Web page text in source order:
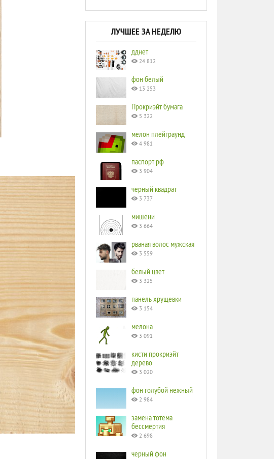
ЛУЧШЕЕ ЗА НЕДЕЛЮ
дднет
24 812
фон белый
13 253
Прокриэйт бумага
5 322
мелон плейграунд
4 981
паспорт рф
3 904
черный квадрат
3 737
мишени
3 664
рваная волос мужская
3 559
белый цвет
3 325
панель хрущевки
3 154
мелона
3 091
кисти прокриэйт
дерево
3 020
фон голубой нежный
2 984
замена тотема
бессмертия
2 698
черный фон